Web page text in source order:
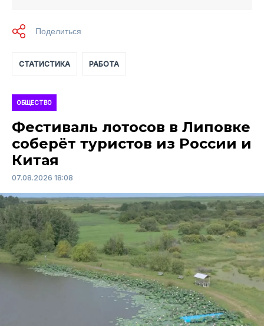
СТАТИСТИКА РАБОТА
ОБЩЕСТВО
Фестиваль лотосов в Липовке
соберёт туристов из России и
Китая
07.08.2026 18:08